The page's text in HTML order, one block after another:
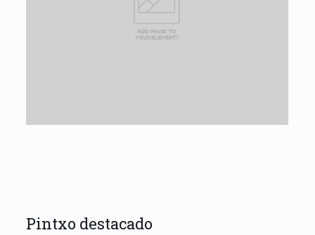
Pintxo destacado